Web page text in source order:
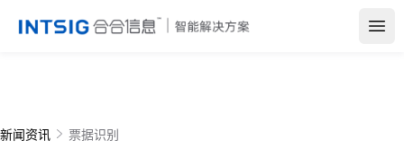
新闻资讯 票据识别